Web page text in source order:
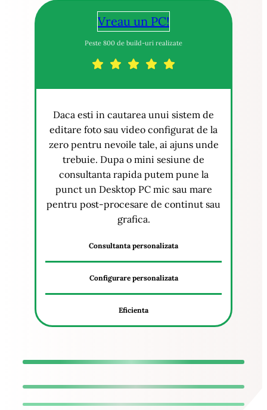
Vreau un PC!
Peste 800 de build-uri realizate
Daca esti in cautarea unui sistem de
editare foto sau video configurat de la
zero pentru nevoile tale, ai ajuns unde
trebuie. Dupa o mini sesiune de
consultanta rapida putem pune la
punct un Desktop PC mic sau mare
pentru post-procesare de continut sau
grafica.
Consultanta personalizata
Configurare personalizata
Eficienta